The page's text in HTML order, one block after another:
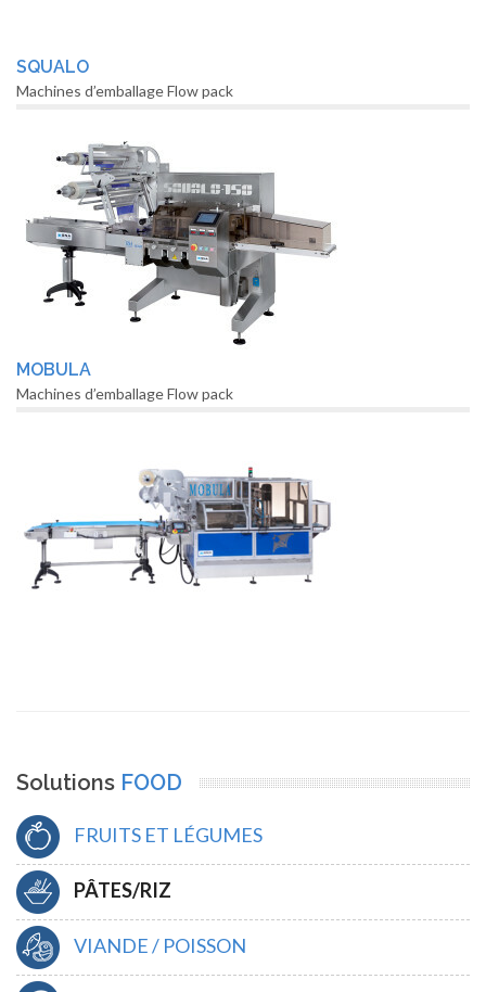
SQUALO
Machines d’emballage Flow pack
MOBULA
Machines d’emballage Flow pack
Solutions FOOD
FRUITS ET LÉGUMES
PÂTES/RIZ
VIANDE / POISSON